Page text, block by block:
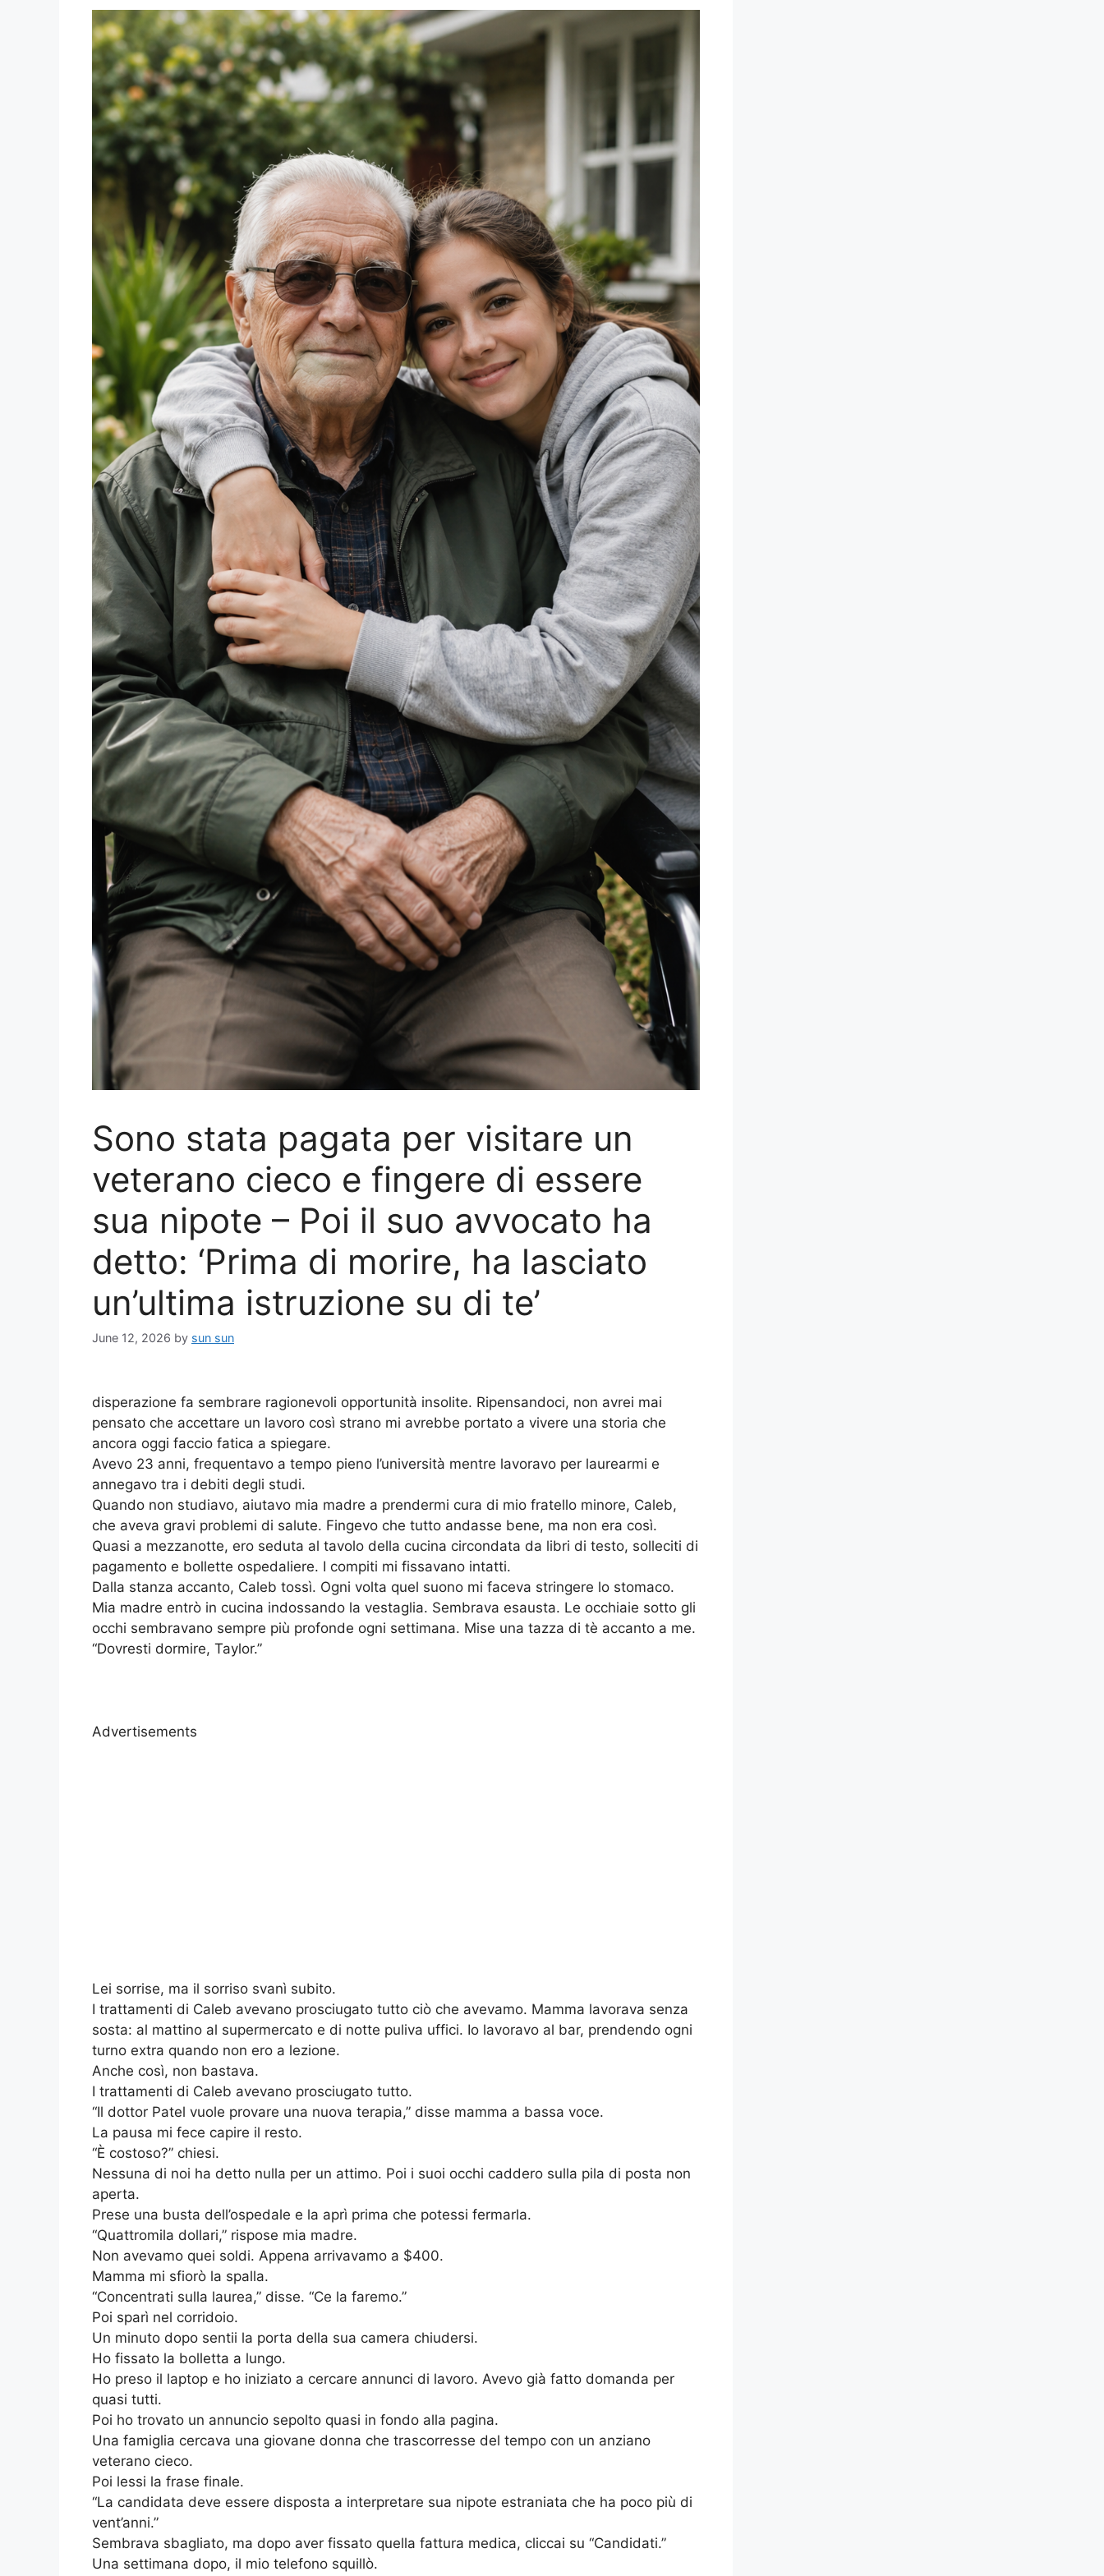
Sono stata pagata per visitare un
veterano cieco e fingere di essere
sua nipote – Poi il suo avvocato ha
detto: ‘Prima di morire, ha lasciato
un’ultima istruzione su di te’
June 12, 2026 by sun sun
disperazione fa sembrare ragionevoli opportunità insolite. Ripensandoci, non avrei mai
pensato che accettare un lavoro così strano mi avrebbe portato a vivere una storia che
ancora oggi faccio fatica a spiegare.
Avevo 23 anni, frequentavo a tempo pieno l’università mentre lavoravo per laurearmi e
annegavo tra i debiti degli studi.
Quando non studiavo, aiutavo mia madre a prendermi cura di mio fratello minore, Caleb,
che aveva gravi problemi di salute. Fingevo che tutto andasse bene, ma non era così.
Quasi a mezzanotte, ero seduta al tavolo della cucina circondata da libri di testo, solleciti di
pagamento e bollette ospedaliere. I compiti mi fissavano intatti.
Dalla stanza accanto, Caleb tossì. Ogni volta quel suono mi faceva stringere lo stomaco.
Mia madre entrò in cucina indossando la vestaglia. Sembrava esausta. Le occhiaie sotto gli
occhi sembravano sempre più profonde ogni settimana. Mise una tazza di tè accanto a me.
“Dovresti dormire, Taylor.”
Advertisements
Lei sorrise, ma il sorriso svanì subito.
I trattamenti di Caleb avevano prosciugato tutto ciò che avevamo. Mamma lavorava senza
sosta: al mattino al supermercato e di notte puliva uffici. Io lavoravo al bar, prendendo ogni
turno extra quando non ero a lezione.
Anche così, non bastava.
I trattamenti di Caleb avevano prosciugato tutto.
“Il dottor Patel vuole provare una nuova terapia,” disse mamma a bassa voce.
La pausa mi fece capire il resto.
“È costoso?” chiesi.
Nessuna di noi ha detto nulla per un attimo. Poi i suoi occhi caddero sulla pila di posta non
aperta.
Prese una busta dell’ospedale e la aprì prima che potessi fermarla.
“Quattromila dollari,” rispose mia madre.
Non avevamo quei soldi. Appena arrivavamo a $400.
Mamma mi sfiorò la spalla.
“Concentrati sulla laurea,” disse. “Ce la faremo.”
Poi sparì nel corridoio.
Un minuto dopo sentii la porta della sua camera chiudersi.
Ho fissato la bolletta a lungo.
Ho preso il laptop e ho iniziato a cercare annunci di lavoro. Avevo già fatto domanda per
quasi tutti.
Poi ho trovato un annuncio sepolto quasi in fondo alla pagina.
Una famiglia cercava una giovane donna che trascorresse del tempo con un anziano
veterano cieco.
Poi lessi la frase finale.
“La candidata deve essere disposta a interpretare sua nipote estraniata che ha poco più di
vent’anni.”
Sembrava sbagliato, ma dopo aver fissato quella fattura medica, cliccai su “Candidati.”
Una settimana dopo, il mio telefono squillò.